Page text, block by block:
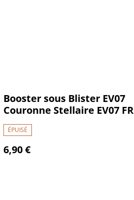
Booster sous Blister EV07
Couronne Stellaire EV07 FR
ÉPUISÉ
6,90 €